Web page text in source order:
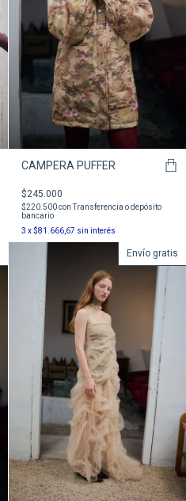
CAMPERA PUFFER
$245.000
$220.500con
Transferencia o depósito
bancario
3 x$81.666,67 sin interés
Envío gratis